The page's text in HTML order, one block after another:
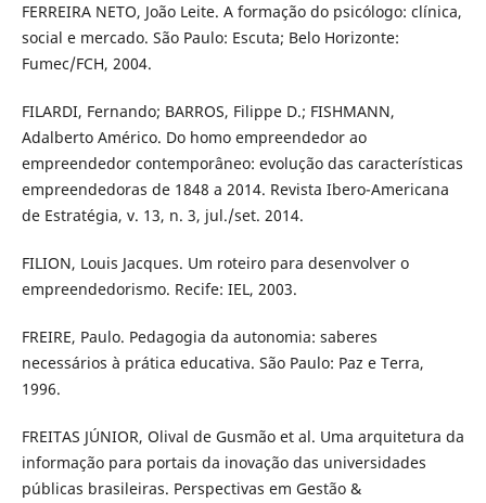
FERREIRA NETO, João Leite. A formação do psicólogo: clínica,
social e mercado. São Paulo: Escuta; Belo Horizonte:
Fumec/FCH, 2004.
FILARDI, Fernando; BARROS, Filippe D.; FISHMANN,
Adalberto Américo. Do homo empreendedor ao
empreendedor contemporâneo: evolução das características
empreendedoras de 1848 a 2014. Revista Ibero-Americana
de Estratégia, v. 13, n. 3, jul./set. 2014.
FILION, Louis Jacques. Um roteiro para desenvolver o
empreendedorismo. Recife: IEL, 2003.
FREIRE, Paulo. Pedagogia da autonomia: saberes
necessários à prática educativa. São Paulo: Paz e Terra,
1996.
FREITAS JÚNIOR, Olival de Gusmão et al. Uma arquitetura da
informação para portais da inovação das universidades
públicas brasileiras. Perspectivas em Gestão &